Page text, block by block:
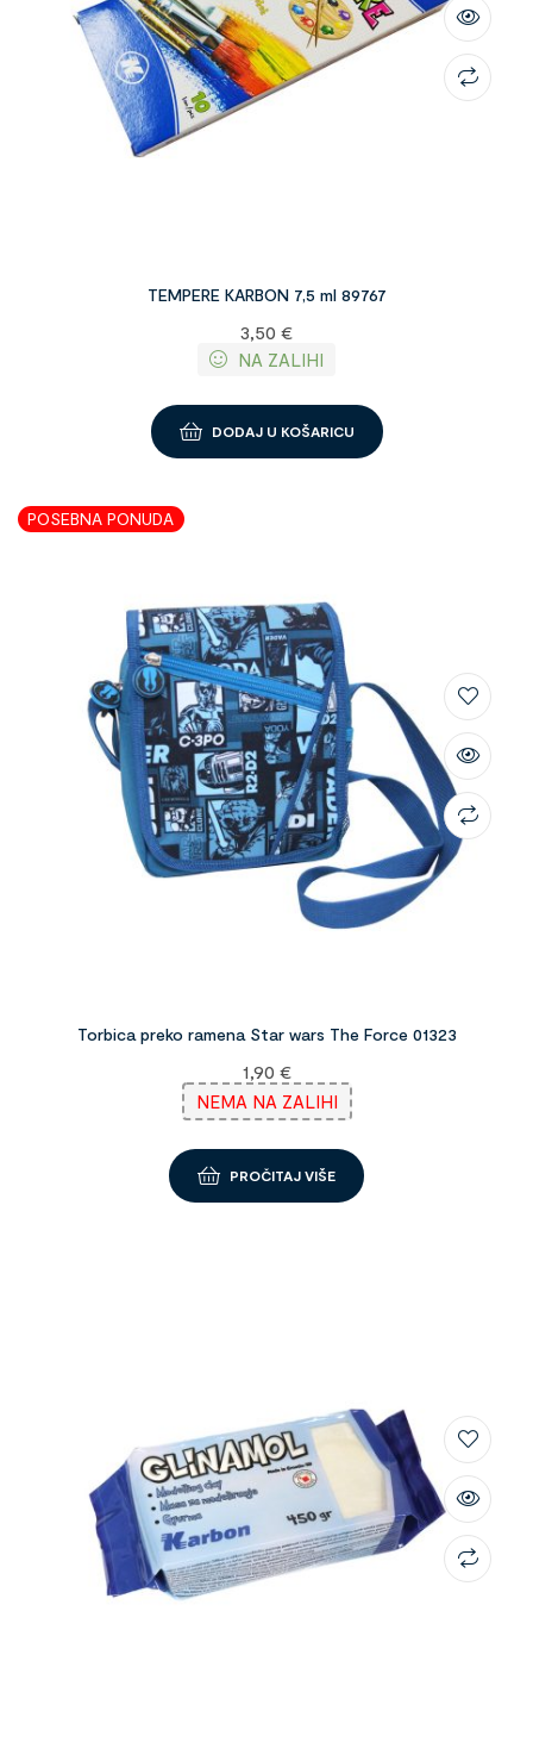
TEMPERE KARBON 7,5 ml 89767
3,50 €
NA ZALIHI
DODAJ U KOŠARICU
POSEBNA PONUDA
Torbica preko ramena Star wars The Force 01323
1,90 €
NEMA NA ZALIHI
PROČITAJ VIŠE